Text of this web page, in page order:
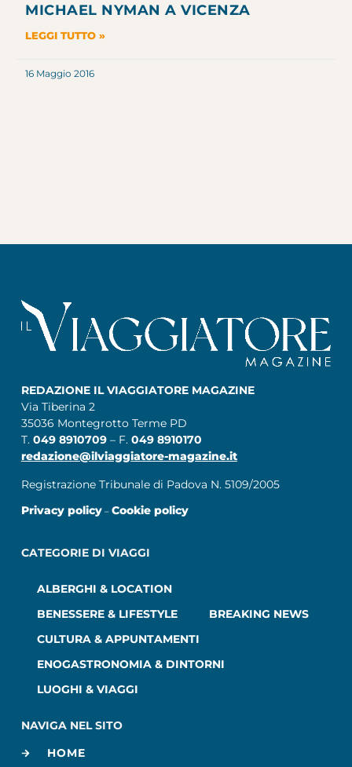
MICHAEL NYMAN A VICENZA
LEGGI TUTTO »
16 Maggio 2016
REDAZIONE IL VIAGGIATORE MAGAZINE
Via Tiberina 2
35036 Montegrotto Terme PD
T. 049 8910709 – F. 049 8910170
redazione@ilviaggiatore-magazine.it
Registrazione Tribunale di Padova N. 5109/2005
Privacy policy– Cookie policy
CATEGORIE DI VIAGGI
ALBERGHI & LOCATION
BENESSERE & LIFESTYLE
BREAKING NEWS
CULTURA & APPUNTAMENTI
ENOGASTRONOMIA & DINTORNI
LUOGHI & VIAGGI
NAVIGA NEL SITO
HOME